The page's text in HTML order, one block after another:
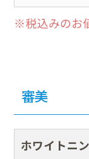
※税込みのお
審美
ホワイトニ